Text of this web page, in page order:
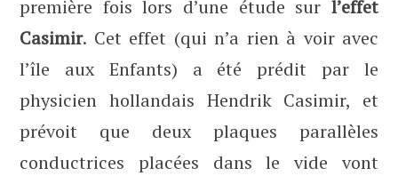
première fois lors d’une étude sur l’effet
Casimir. Cet effet (qui n’a rien à voir avec
l’île aux Enfants) a été prédit par le
physicien hollandais Hendrik Casimir, et
prévoit que deux plaques parallèles
conductrices placées dans le vide vont